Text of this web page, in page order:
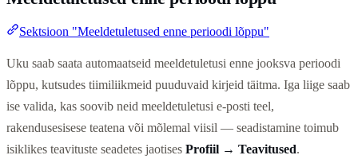
Sektsioon "Meeldetuletused enne perioodi lõppu"
Uku saab saata automaatseid meeldetuletusi enne jooksva perioodi
lõppu, kutsudes tiimiliikmeid puuduvaid kirjeid täitma. Iga liige saab
ise valida, kas soovib neid meeldetuletusi e-posti teel,
rakendusesisese teatena või mõlemal viisil — seadistamine toimub
isiklikes teavituste seadetes jaotises Profiil → Teavitused.